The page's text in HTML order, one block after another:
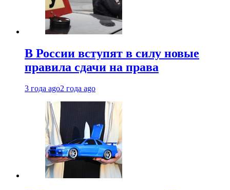
В России вступят в силу новые
правила сдачи на права
3 года ago2 года ago